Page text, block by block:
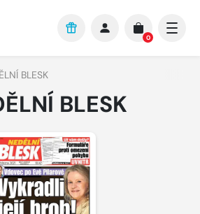
0
BLESK
BLESK